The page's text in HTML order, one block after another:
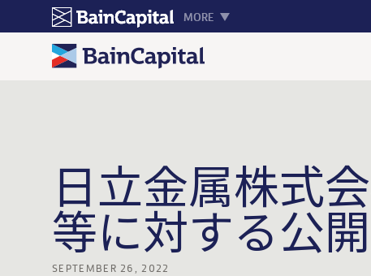
MORE
日立金属株式
等に対する公
SEPTEMBER 26, 2022